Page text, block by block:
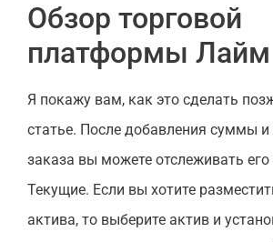
Обзор торговой
платформы
Я покажу вам, как это сделать
статье. После добавления суммы
заказа вы можете отслеживать
Текущие. Если вы хотите
актива, то выберите актив и